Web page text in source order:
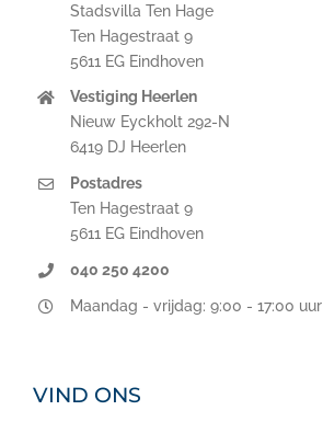
Stadsvilla Ten Hage
Ten Hagestraat 9
5611 EG Eindhoven
Vestiging Heerlen
Nieuw Eyckholt 292-N
6419 DJ Heerlen
Postadres
Ten Hagestraat 9
5611 EG Eindhoven
040 250 4200
Maandag - vrijdag: 9:00 - 17:00 uur
VIND ONS